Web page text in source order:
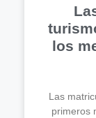
los
Las
primeros